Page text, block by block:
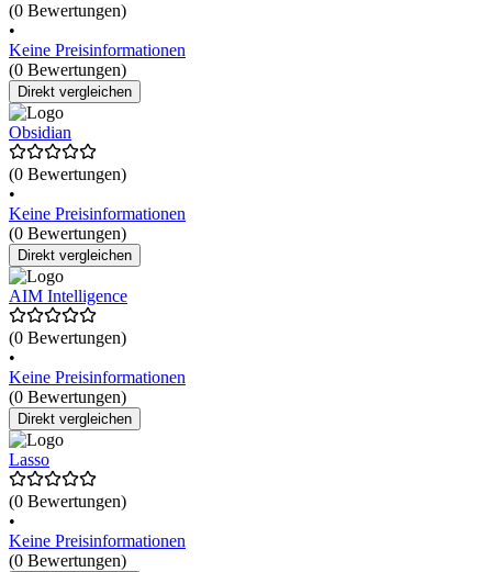
(0 Bewertungen)
•
Keine Preisinformationen
(0 Bewertungen)
Direkt vergleichen
Obsidian
(0 Bewertungen)
•
Keine Preisinformationen
(0 Bewertungen)
Direkt vergleichen
AIM Intelligence
(0 Bewertungen)
•
Keine Preisinformationen
(0 Bewertungen)
Direkt vergleichen
Lasso
(0 Bewertungen)
•
Keine Preisinformationen
(0 Bewertungen)